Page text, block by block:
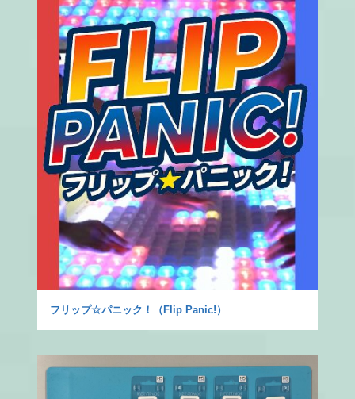
フリップ☆パニック！（Flip Panic!）